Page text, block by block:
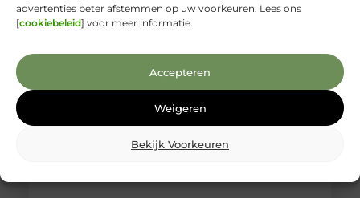
advertenties beter afstemmen op uw voorkeuren. Lees ons
[cookiebeleid] voor meer informatie.
Accepteren
Weigeren
Bekijk Voorkeuren
slotenmaker in Delft geen zeldzaamheid, als je
weet waar je